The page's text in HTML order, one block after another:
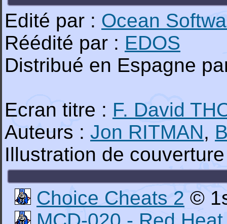
Edité par : Ocean
Réédité par : EDOS
Distribué en Espagne
Ecran titre : F. David
Auteurs : Jon RITMAN,
Illustration de
Choice Cheats 2 ©